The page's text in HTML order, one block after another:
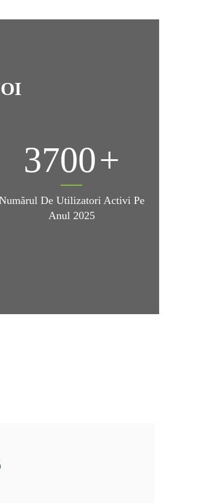
3700
De Utilizatori Activi Pe
Anul 2025